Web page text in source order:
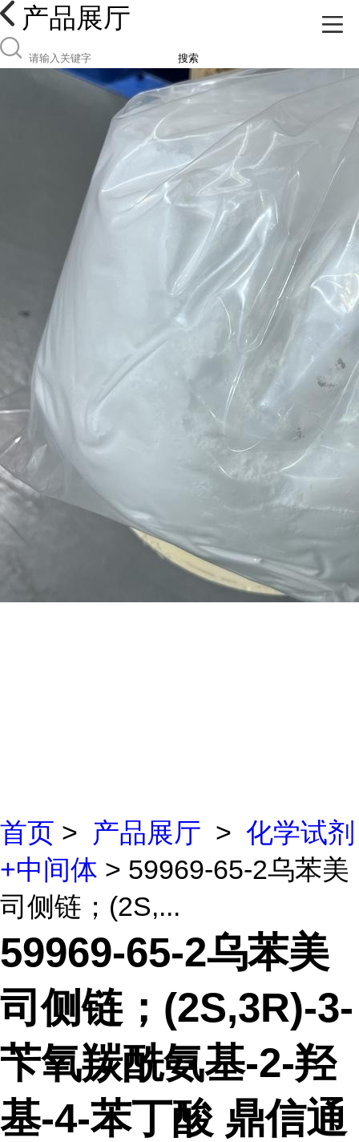
产品展厅
搜索
首页 > 产品展厅 > 化学试剂
+中间体 > 59969-65-2乌苯美
司侧链；(2S,...
59969-65-2乌苯美
司侧链；(2S,3R)-3-
苄氧羰酰氨基-2-羟
基-4-苯丁酸 鼎信通